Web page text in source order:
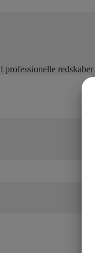
redskaber